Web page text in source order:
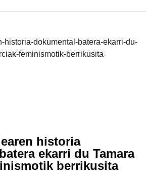
historia
ekarri du Tamara
berrikusita